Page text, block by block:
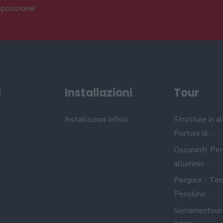
Installazioni
Installazioni infissi
Tour
Strutture in
Portoni di ...
Oscuranti:
alluminio - ...
Pergole -
Pensiline ...